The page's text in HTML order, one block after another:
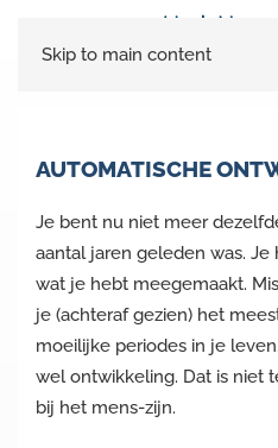
Skip to main content
AUTOMATISCHE
Je bent nu niet meer
aantal jaren geleden was.
wat je hebt meegemaakt.
je (achteraf gezien) het
moeilijke periodes in je
wel ontwikkeling. Dat is niet
bij het mens-zijn.